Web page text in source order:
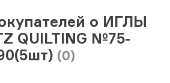
о ИГЛЫ
QUILTING №75-
(0)